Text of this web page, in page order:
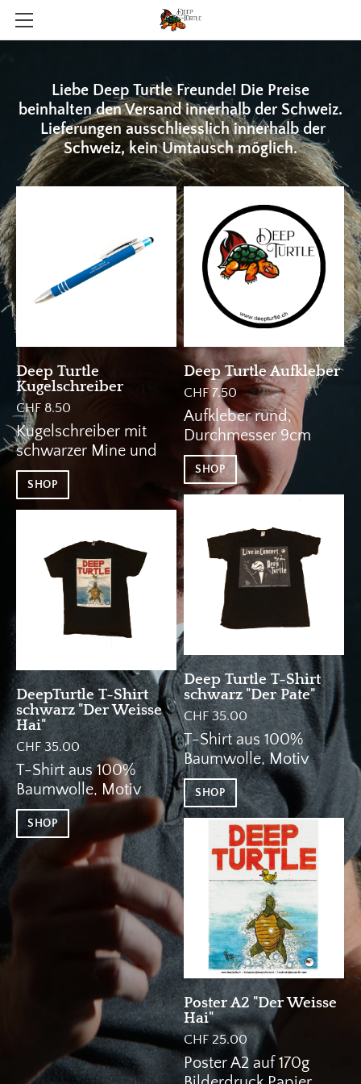
Liebe Deep Turtle Freunde! Die Preise
beinhalten den Versand innerhalb der Schweiz.​
Lieferungen ausschliesslich innerhalb der
Schweiz, kein Umtausch möglich.
Deep Turtle
Kugelschreiber
CHF 8.50
Kugelschreiber mit
schwarzer Mine und
Soft-Touch Stylus für
Tablets und
Smartphones.
SHOP
Deep Turtle Aufkleber
CHF 7.50
Aufkleber rund,
Durchmesser 9cm
SHOP
Deep Turtle T-Shirt
schwarz "Der Pate"
CHF 35.00
T-Shirt aus 100%
Baumwolle, Motiv
gezeichnet von Bruno
Vecellio
SHOP
DeepTurtle T-Shirt
schwarz "Der Weisse
Hai"
CHF 35.00
T-Shirt aus 100%
Baumwolle, Motiv
gezeichnet von Bruno
Vecellio
SHOP
Poster A2 "Der Weisse
Hai"
CHF 25.00
Poster A2 auf 170g
ABOUT
GALERIE
NEWS
PRESSEKIT
CONTACT
SHOP